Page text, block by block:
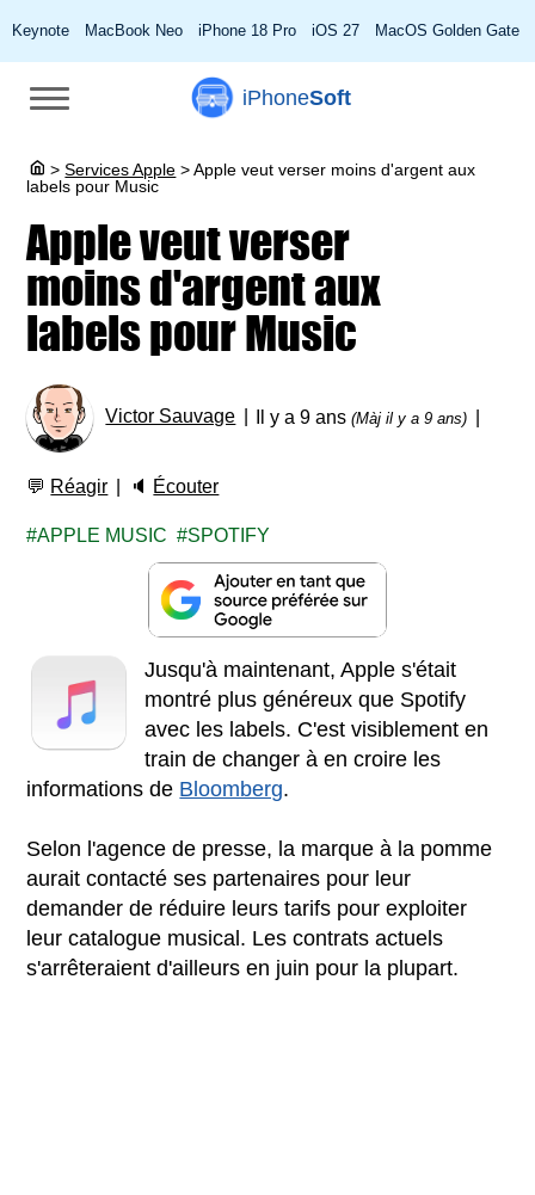
Keynote MacBook Neo iPhone 18 Pro iOS 27 MacOS Golden Gate
iPhoneSoft
> Services Apple >Apple veut verser moins d'argent aux
labels pour Music
Apple veut verser
moins d'argent aux
labels pour Music
Victor Sauvage Il y a 9 ans(Màj il y a 9 ans)
💬 Réagir 🔈 Écouter
APPLE MUSIC SPOTIFY
Jusqu'à maintenant, Apple s'était
montré plus généreux que Spotify
avec les labels. C'est visiblement en
train de changer à en croire les
informations de Bloomberg.
Selon l'agence de presse, la marque à la pomme
aurait contacté ses partenaires pour leur
demander de réduire leurs tarifs pour exploiter
leur catalogue musical. Les contrats actuels
s'arrêteraient d'ailleurs en juin pour la plupart.